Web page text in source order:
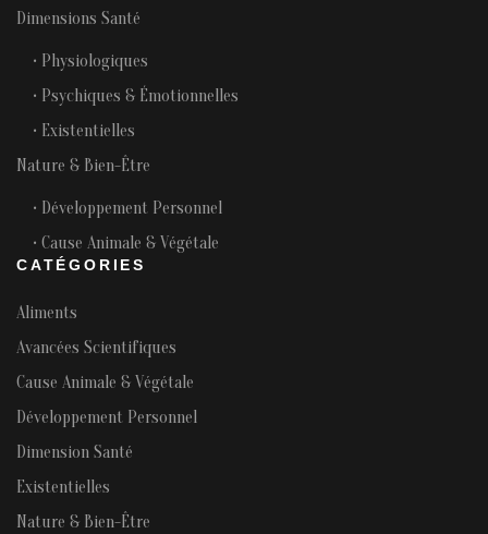
Dimensions Santé
• Physiologiques
• Psychiques & Émotionnelles
• Existentielles
Nature & Bien-Être
• Développement Personnel
• Cause Animale & Végétale
CATÉGORIES
Aliments
Avancées Scientifiques
Cause Animale & Végétale
Développement Personnel
Dimension Santé
Existentielles
Nature & Bien-Être